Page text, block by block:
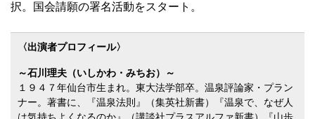
択。国会請願の署名活動をスタート。
〈出演者プロフィール〉
～石川理夫（いしかわ・みちお）～
１９４７年仙台市生まれ。東大法学部卒。温泉評論家・プラン
ナー。著書に、『温泉法則』（集英社新書）『温泉で、なぜ人